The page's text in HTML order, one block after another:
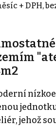
+ DPH,
jehož